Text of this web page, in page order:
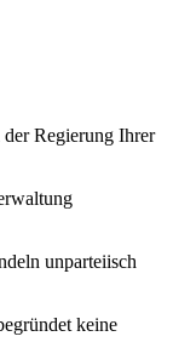
Regierung Ihrer
unparteiisch
keine